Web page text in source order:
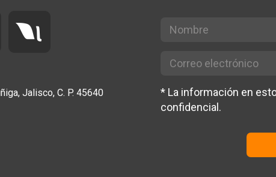
Jalisco, C. P. 45640
* La información en
confidencial.